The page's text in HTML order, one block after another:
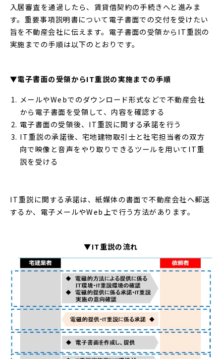
入居審査を通過したら、賃貸借契約の手続きへと進みま
す。重要事項説明書について電子書面での交付を受けたい
旨を不動産会社に伝えます。電子書面の受領からIT重説の
実施までの手順は以下のとおりです。
▼電子書面の受領からIT重説の実施までの手順
メールやWebでのダウンロード形式などで不動産会社
から電子書面を受領して、内容を確認する
電子書面の受領後、IT重説に関する承諾を行う
IT重説の承諾後、宅地建物取引士と社宅担当者の双方
向で映像と音声をやり取りできるツールを用いてIT重
説を受ける
IT重説に関する承諾は、紙媒体の書面で不動産会社へ郵送
するか、電子メールやWeb上で行う方法があります。
▼IT重説の流れ